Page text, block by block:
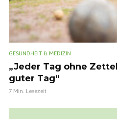
GESUNDHEIT & MEDIZIN
„Jeder Tag ohne
guter Tag“
7 Min. Lesezeit